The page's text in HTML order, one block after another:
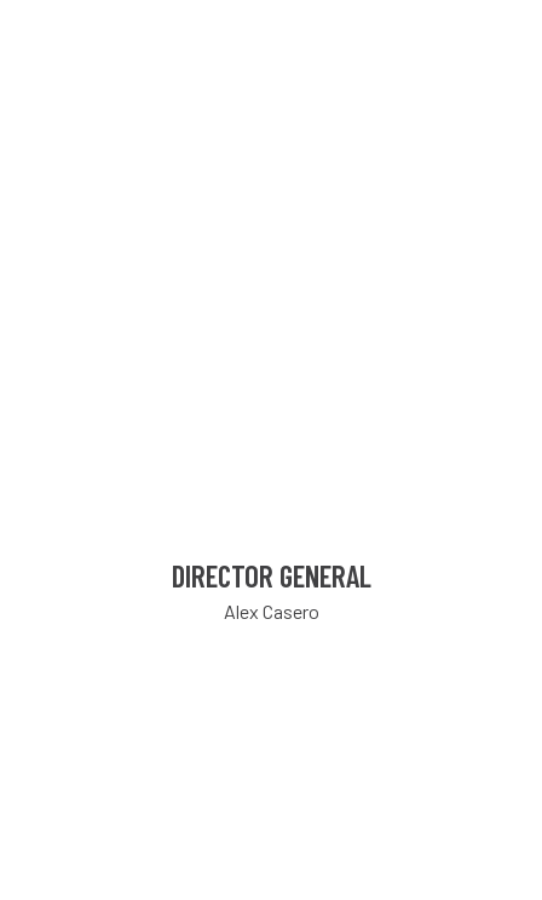
DIRECTOR GENERAL
Alex Casero